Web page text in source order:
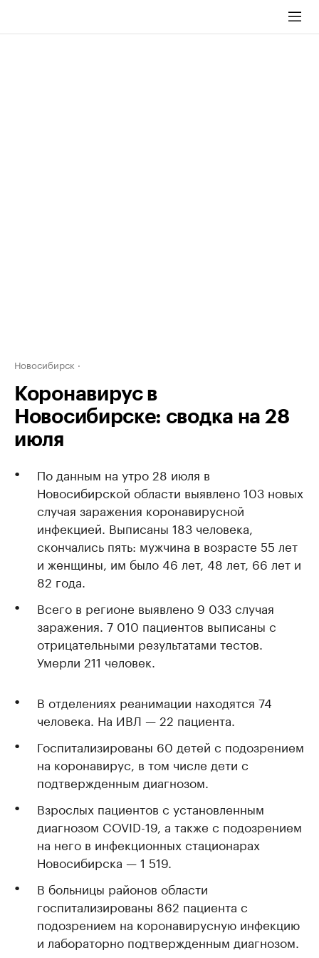
Новосибирск
Коронавирус в
Новосибирске: сводка на 28
июля
По данным на утро 28 июля в
Новосибирской области выявлено 103 новых
случая заражения коронавирусной
инфекцией. Выписаны 183 человека,
скончались пять: мужчина в возрасте 55 лет
и женщины, им было 46 лет, 48 лет, 66 лет и
82 года.
Всего в регионе выявлено 9 033 случая
заражения. 7 010 пациентов выписаны с
отрицательными результатами тестов.
Умерли 211 человек.
В отделениях реанимации находятся 74
человека. На ИВЛ — 22 пациента.
Госпитализированы 60 детей с подозрением
на коронавирус, в том числе дети с
подтвержденным диагнозом.
Взрослых пациентов с установленным
диагнозом COVID-19, а также с подозрением
на него в инфекционных стационарах
Новосибирска — 1 519.
В больницы районов области
госпитализированы 862 пациента с
подозрением на коронавирусную инфекцию
и лабораторно подтвержденным диагнозом.